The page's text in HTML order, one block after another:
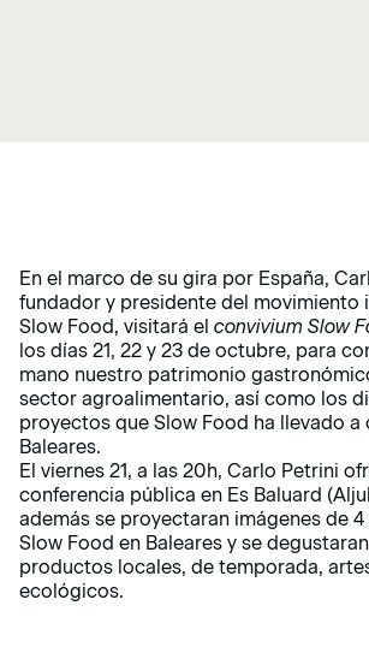
En el marco de su gira por España,
fundador y presidente del movimiento
Slow Food, visitará el convivium Slow
los días 21, 22 y 23 de octubre, para
mano nuestro patrimonio
sector agroalimentario, así como los
proyectos que Slow Food ha llevado a
Baleares.
El viernes 21, a las 20h, Carlo Petrini
conferencia pública en Es Baluard
además se proyectaran imágenes de
Slow Food en Baleares y se
productos locales, de temporada,
ecológicos.